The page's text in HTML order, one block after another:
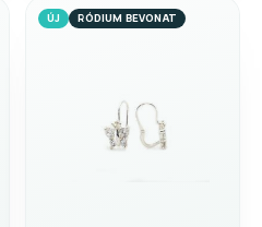
ÚJ RÓDIUM BEVONAT